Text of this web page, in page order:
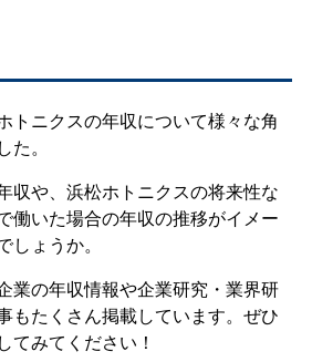
トニクスの年収について様々な角
た。
収や、浜松ホトニクスの将来性な
働いた場合の年収の推移がイメー
しょうか。
業の年収情報や企業研究・業界研
もたくさん掲載しています。ぜひ
てみてください！